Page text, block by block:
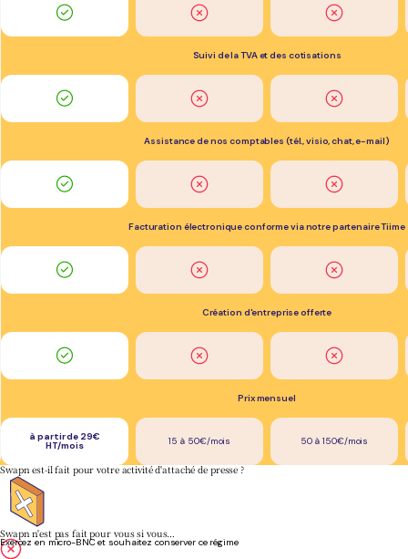
Suivi de la TVA et des cotisations
Assistance de nos comptables (tél., visio, chat, e-mail)
Facturation électronique conforme via notre partenaire Tiime
Création d'entreprise offerte
Prix mensuel
à partir de 29€
HT/mois 15 à 50€/mois 50 à 150€/mois
Swapn est-il fait pour votre activité d'attaché de presse ?
Swapn n'est pas fait pour vous si vous…
Exercez en micro-BNC et souhaitez conserver ce régime